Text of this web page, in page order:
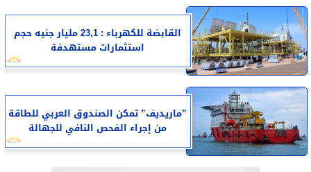
القابضة للكهرباء : 23,1 مليار جنيه حجم
استثمارات مستهدفة
”ماريديف” تمكن الصندوق العربي للطاقة
من إجراء الفحص النافي للجهالة